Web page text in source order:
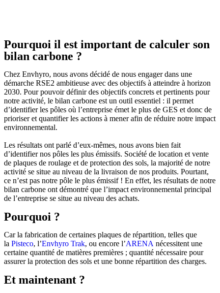
Pourquoi il est important de calculer son
bilan carbone ?
Chez Envhyro, nous avons décidé de nous engager dans une
démarche RSE2 ambitieuse avec des objectifs à atteindre à horizon
2030. Pour pouvoir définir des objectifs concrets et pertinents pour
notre activité, le bilan carbone est un outil essentiel : il permet
d’identifier les pôles où l’entreprise émet le plus de GES et donc de
prioriser et quantifier les actions à mener afin de réduire notre impact
environnemental.
Les résultats ont parlé d’eux-mêmes, nous avons bien fait
d’identifier nos pôles les plus émissifs. Société de location et vente
de plaques de roulage et de protection des sols, la majorité de notre
activité se situe au niveau de la livraison de nos produits. Pourtant,
ce n’est pas notre pôle le plus émissif ! En effet, les résultats de notre
bilan carbone ont démontré que l’impact environnemental principal
de l’entreprise se situe au niveau des achats.
Pourquoi ?
Car la fabrication de certaines plaques de répartition, telles que
la Pisteco, l’Envhyro Trak, ou encore l’ARENA nécessitent une
certaine quantité de matières premières ; quantité nécessaire pour
assurer la protection des sols et une bonne répartition des charges.
Et maintenant ?